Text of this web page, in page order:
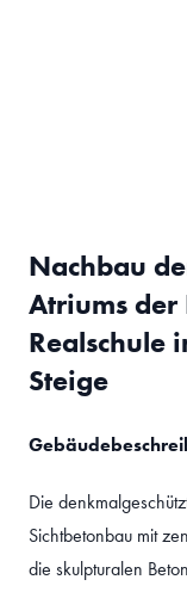
Nachbau
Atriums
Realschule
Steige
Die
Sichtbetonbau mit
die skulpturalen